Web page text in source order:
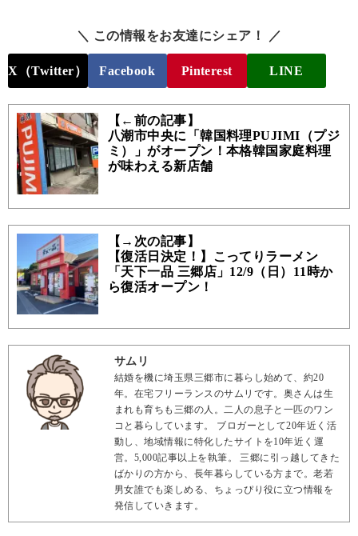
＼ この情報をお友達にシェア！ ／
X（Twitter） Facebook Pinterest LINE
【←前の記事】
八潮市中央に「韓国料理PUJIMI（プジ
ミ）」がオープン！本格韓国家庭料理
が味わえる新店舗
【→次の記事】
【復活日決定！】こってりラーメン
「天下一品 三郷店」12/9（日）11時か
ら復活オープン！
サムリ
結婚を機に埼玉県三郷市に暮らし始めて、約20
年。在宅フリーランスのサムリです。奥さんは生
まれも育ちも三郷の人。二人の息子と一匹のワン
コと暮らしています。 ブロガーとして20年近く活
動し、地域情報に特化したサイトを10年近く運
営。5,000記事以上を執筆。 三郷に引っ越してきた
ばかりの方から、長年暮らしている方まで。老若
男女誰でも楽しめる、ちょっぴり役に立つ情報を
発信していきます。